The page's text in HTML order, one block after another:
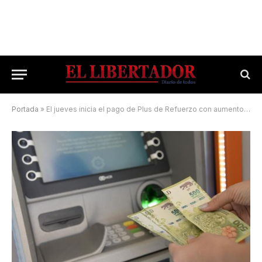
Portada » El jueves inicia el pago de Plus de Refuerzo con aumento para empelados provinciales